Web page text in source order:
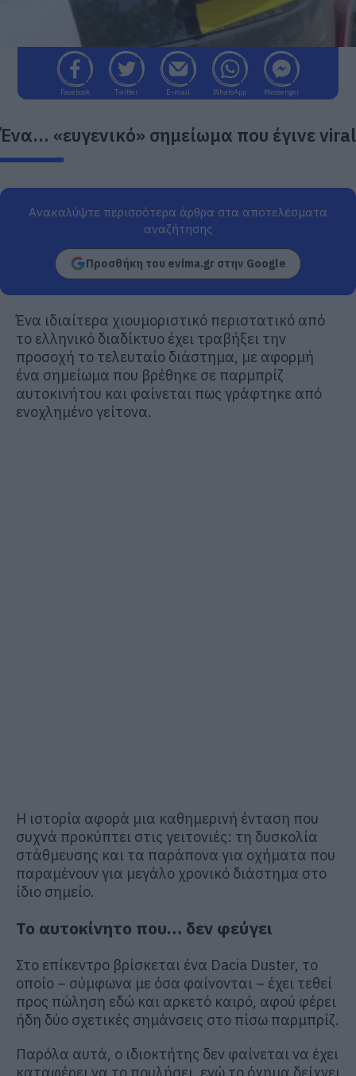
Facebook Twitter E-mail WhatsApp Messenger
Ένα… «ευγενικό» σημείωμα που έγινε viral
Ανακαλύψτε περισσότερα άρθρα στα αποτελέσματα
αναζήτησης
Προσθήκη του evima.gr στην Google
Ένα ιδιαίτερα χιουμοριστικό περιστατικό από
το ελληνικό διαδίκτυο έχει τραβήξει την
προσοχή το τελευταίο διάστημα, με αφορμή
ένα σημείωμα που βρέθηκε σε παρμπρίζ
αυτοκινήτου και φαίνεται πως γράφτηκε από
ενοχλημένο γείτονα.
Η ιστορία αφορά μια καθημερινή ένταση που
συχνά προκύπτει στις γειτονιές: τη δυσκολία
στάθμευσης και τα παράπονα για οχήματα που
παραμένουν για μεγάλο χρονικό διάστημα στο
ίδιο σημείο.
Το αυτοκίνητο που… δεν φεύγει
Στο επίκεντρο βρίσκεται ένα Dacia Duster, το
οποίο – σύμφωνα με όσα φαίνονται – έχει τεθεί
προς πώληση εδώ και αρκετό καιρό, αφού φέρει
ήδη δύο σχετικές σημάνσεις στο πίσω παρμπρίζ.
Παρόλα αυτά, ο ιδιοκτήτης δεν φαίνεται να έχει
καταφέρει να το πουλήσει, ενώ το όχημα δείχνει